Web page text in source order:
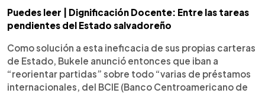
Puedes leer | Dignificación Docente: Entre las tareas
pendientes del Estado salvadoreño
Como solución a esta ineficacia de sus propias carteras
de Estado, Bukele anunció entonces que iban a
“reorientar partidas” sobre todo “varias de préstamos
internacionales, del BCIE (Banco Centroamericano de